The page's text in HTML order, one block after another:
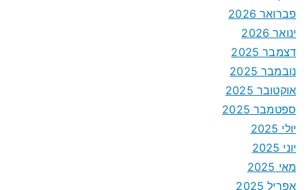
פברואר 2026
ינואר 2026
דצמבר 2025
נובמבר 2025
אוקטובר 2025
ספטמבר 2025
יולי 2025
יוני 2025
מאי 2025
אפריל 2025